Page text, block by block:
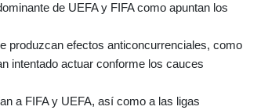
de UEFA y FIFA como apuntan los
produzcan efectos anticoncurrenciales, como
intentado actuar conforme los cauces
a FIFA y UEFA, así como a las ligas